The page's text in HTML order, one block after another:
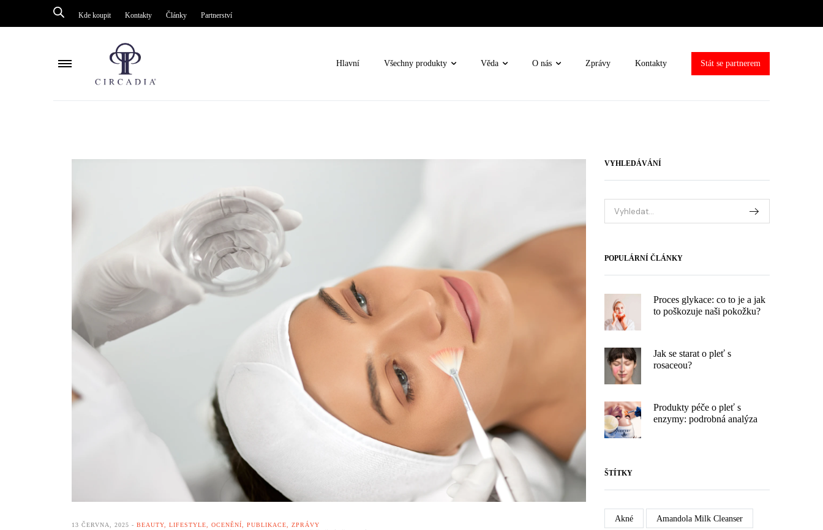
Kde koupit Kontakty Články Partnerství
Hlavní Všechny produkty
Citlivá pleť / Rosacea
Speciální sady
Ochrana
Kyslíková pulzní terapie / Oxygen Rx
Masky
Omlazení / obnova
Čištění
Profesionální hydratace
Dermální omlazení SWiCH system
Citlivá pleť / Rosacea
Věda O nás Zprávy Kontakty Stát se partnerem
13 ČERVNA, 2025 BEAUTY LIFESTYLE OCENĚNÍ PUBLIKACE
ZPRÁVY
VYHLEDÁVÁNÍ
POPULÁRNÍ ČLÁNKY
Proces glykace: co to je a jak
to poškozuje naši pokožku?
Jak se starat o pleť s
rosaceou?
Produkty péče o pleť s
enzymy: podrobná analýza
ŠTÍTKY
Akné Amandola Milk Cleanser